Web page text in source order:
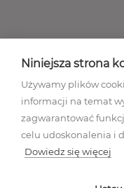
Polityka
Niniejsza strona
Używamy plików
informacji na temat
zagwarantować
celu udoskonalenia i
Dowiedz się więcej